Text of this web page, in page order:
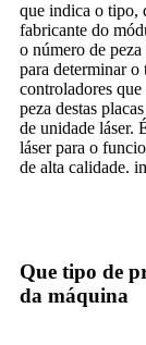
que indica o tipo,
fabricante do
o número de
para determinar o
controladores
peza destas
de unidade láser.
láser para o
de alta calidade.
Que tipo de
da máquina